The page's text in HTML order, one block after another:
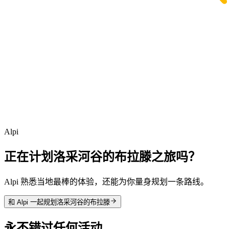
Alpi
正在计划洛采河谷的布拉滕之旅吗？
Alpi 熟悉当地最棒的体验，还能为你量身规划一条路线。
和 Alpi 一起规划洛采河谷的布拉滕